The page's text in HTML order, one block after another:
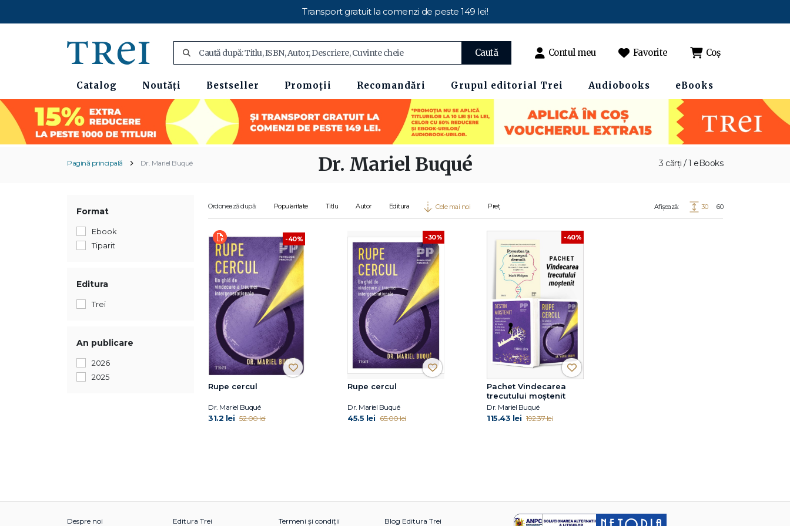
Transport gratuit la comenzi de peste 149 lei!
Caută Contul meu Favorite Coș
Catalog Noutăți Bestseller Promoții Recomandări Grupul editorial Trei Audiobooks eBooks
Pagină principală Dr. Mariel Buqué 3 cărți / 1 eBooks
Dr. Mariel Buqué
Format
Ebook
Tiparit
Editura
Trei
An publicare
2026
2025
Ordonează după: Popularitate Titlu Autor Editura Cele mai noi Preț Afișează: 30 60
-40%
Rupe cercul
Dr. Mariel Buqué
31.2 lei 52.00 lei
-30%
Rupe cercul
Dr. Mariel Buqué
45.5 lei 65.00 lei
-40%
Pachet Vindecarea
trecutului moștenit
Dr. Mariel Buqué
115.43 lei 192.37 lei
Despre noi Editura Trei Termeni și condiții Blog Editura Trei